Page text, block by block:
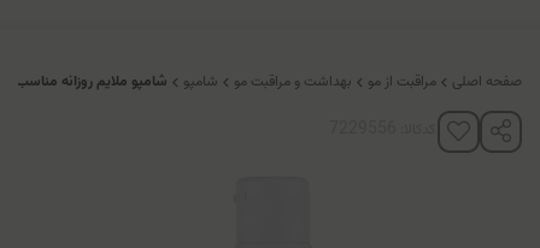
صفحه اصلی مراقبت از مو بهداشت و مراقبت مو شامپو شامپو ملایم روزانه مناسب